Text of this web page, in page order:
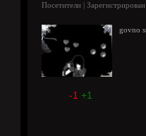
Посетители |
govno
-1 +1